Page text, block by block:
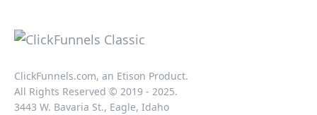
ClickFunnels.com, an Etison Product.
All Rights Reserved © 2019 - 2025.
3443 W. Bavaria St., Eagle, Idaho